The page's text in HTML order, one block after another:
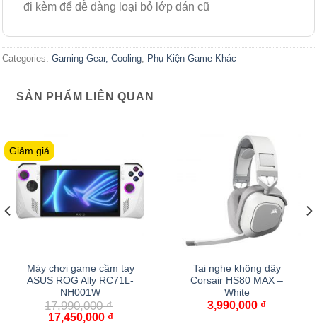
đi kèm để dễ dàng loại bỏ lớp dán cũ
Categories: Gaming Gear, Cooling, Phụ Kiện Game Khác
SẢN PHẨM LIÊN QUAN
Giảm giá
Máy chơi game cầm tay
ASUS ROG Ally RC71L-
NH001W
17,990,000₫
17,450,000 ₫
Tai nghe không dây
Corsair HS80 MAX –
White
3,990,000 ₫